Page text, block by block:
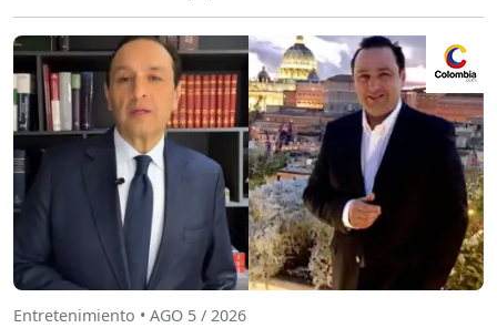
Entretenimiento • AGO 5 / 2026